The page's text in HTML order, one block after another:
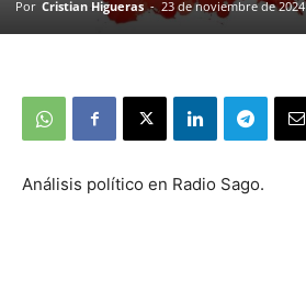
Por Cristian Higueras - 23 de noviembre de 2024
Análisis político en Radio Sago.